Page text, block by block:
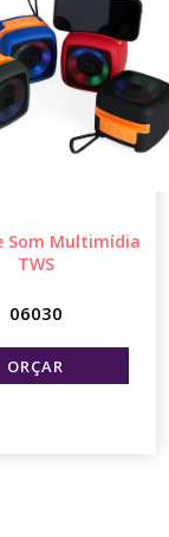
Som Multimídia
TWS
06030